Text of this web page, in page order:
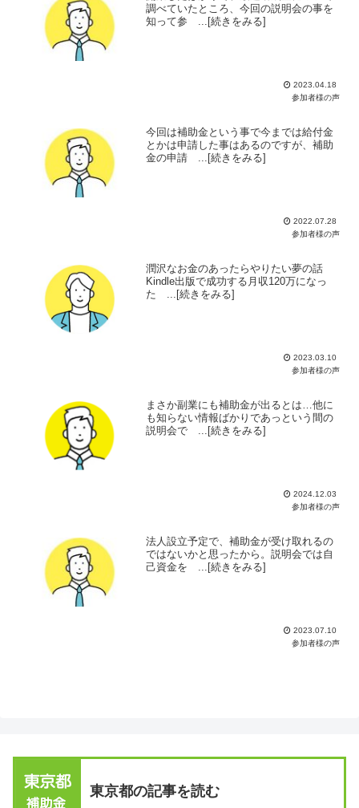
調べていたところ、今回の説明会の事を
知って参 ...[続きをみる]
2023.04.18
参加者様の声
今回は補助金という事で今までは給付金
とかは申請した事はあるのですが、補助
金の申請 ...[続きをみる]
2022.07.28
参加者様の声
潤沢なお金のあったらやりたい夢の話
Kindle出版で成功する月収120万になっ
た ...[続きをみる]
2023.03.10
参加者様の声
まさか副業にも補助金が出るとは…他に
も知らない情報ばかりであっという間の
説明会で ...[続きをみる]
2024.12.03
参加者様の声
法人設立予定で、補助金が受け取れるの
ではないかと思ったから。説明会では自
己資金を ...[続きをみる]
2023.07.10
参加者様の声
東京都の記事を読む